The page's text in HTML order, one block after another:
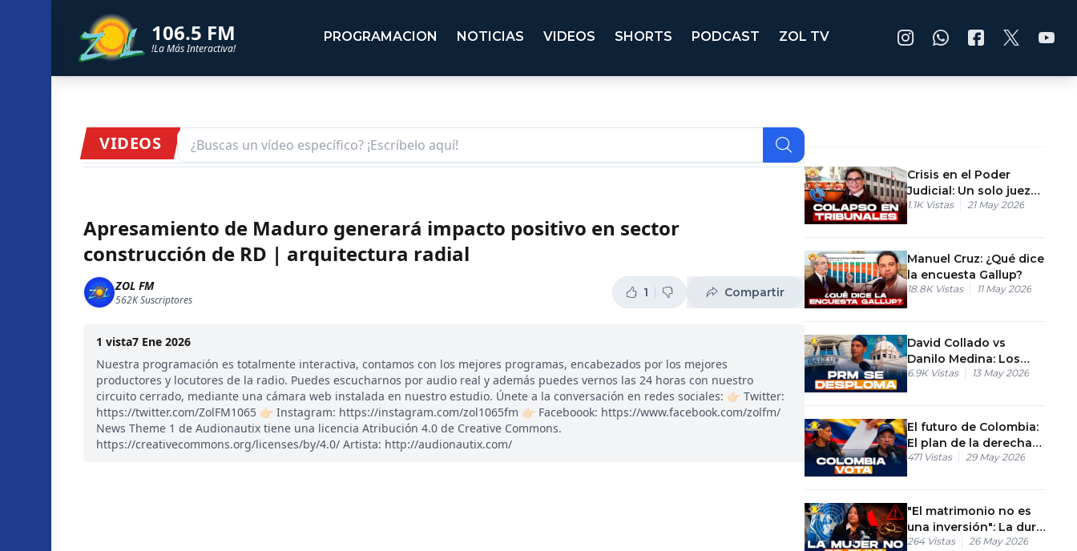
106.5 FM
!La Más Interactiva!
PROGRAMACION NOTICIAS VIDEOS SHORTS PODCAST ZOL TV
VIDEOS
Apresamiento de Maduro generará impacto positivo en sector
construcción de RD | arquitectura radial
ZOL FM
562KSuscriptores
1 Compartir
1 vista7 Ene 2026
Nuestra programación es totalmente interactiva, contamos con los mejores programas, encabezados por los mejores
productores y locutores de la radio. Puedes escucharnos por audio real y además puedes vernos las 24 horas con nuestro
circuito cerrado, mediante una cámara web instalada en nuestro estudio. Únete a la conversación en redes sociales: 👉🏻 Twitter:
https://twitter.com/ZolFM1065 👉🏻 Instagram: https://instagram.com/zol1065fm 👉🏻 Faceboook: https://www.facebook.com/zolfm/
News Theme 1 de Audionautix tiene una licencia Atribución 4.0 de Creative Commons.
https://creativecommons.org/licenses/by/4.0/ Artista: http://audionautix.com/
Crisis en el Poder
Judicial: Un solo juez
obligado a cubrir
1.1K Vistas 21 May 2026
Manuel Cruz: ¿Qué dice
la encuesta Gallup?
18.8K Vistas 11 May 2026
David Collado vs
Danilo Medina: Los
grandes ganadores de
6.9K Vistas 13 May 2026
El futuro de Colombia:
El plan de la derecha
para bloquear al
471 Vistas 29 May 2026
"El matrimonio no es
una inversión": La dura
advertencia de la
264 Vistas 26 May 2026